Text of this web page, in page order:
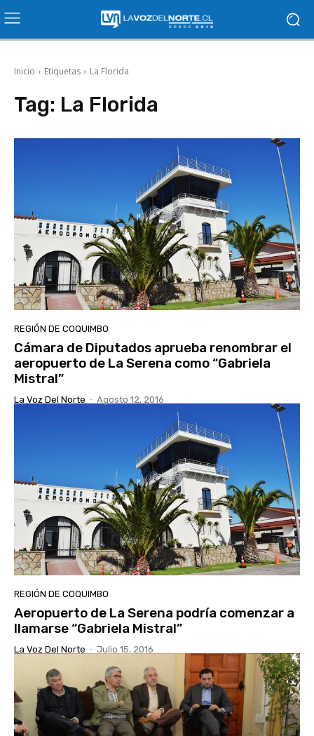
Inicio Etiquetas La Florida
Tag: La Florida
REGIÓN DE COQUIMBO
Cámara de Diputados aprueba renombrar el
aeropuerto de La Serena como “Gabriela
Mistral”
La Voz Del Norte - Agosto 12, 2016
REGIÓN DE COQUIMBO
Aeropuerto de La Serena podría comenzar a
llamarse “Gabriela Mistral”
La Voz Del Norte - Julio 15, 2016